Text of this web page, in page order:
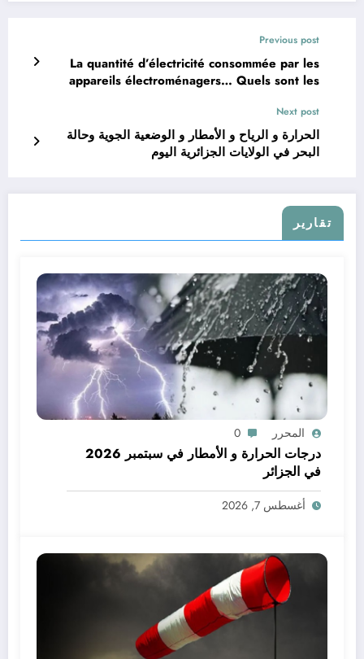
Previous post
La quantité d’électricité consommée par les
appareils électroménagers… Quels sont les
d’électricité
Next post
الحرارة و الرياح و الأمطار و الوضعية الجوية وحالة
البحر في الولايات الجزائرية اليوم
تقارير
المحرر 0
درجات الحرارة و الأمطار في سبتمبر 2026
في الجزائر
أغسطس 7, 2026